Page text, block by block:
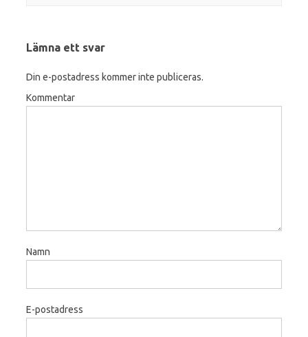
Lämna ett svar
Din e-postadress kommer inte publiceras.
Kommentar
Namn
E-postadress